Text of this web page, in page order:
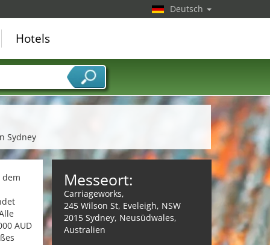
Sydney
AUD
Messeort:
Carriageworks,
245 Wilson St, Eveleigh, NSW
2015 Sydney, Neusüdwales,
Australien
Deutsch
Hotels